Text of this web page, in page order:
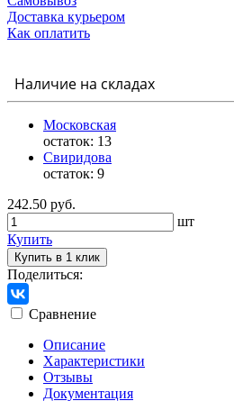
Доставка курьером
Как оплатить
Наличие на складах
Московская
остаток: 13
Свиридова
остаток: 9
242.50 руб.
шт
Купить
Купить в 1 клик
Поделиться:
Сравнение
Описание
Характеристики
Отзывы
Документация